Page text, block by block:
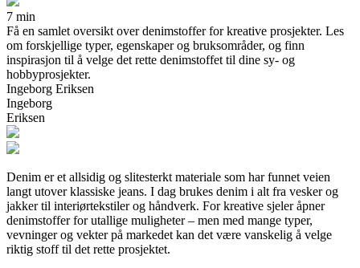
7 min
Få en samlet oversikt over denimstoffer for kreative prosjekter. Les
om forskjellige typer, egenskaper og bruksområder, og finn
inspirasjon til å velge det rette denimstoffet til dine sy- og
hobbyprosjekter.
Ingeborg Eriksen
Ingeborg
Eriksen
Denim er et allsidig og slitesterkt materiale som har funnet veien
langt utover klassiske jeans. I dag brukes denim i alt fra vesker og
jakker til interiørtekstiler og håndverk. For kreative sjeler åpner
denimstoffer for utallige muligheter – men med mange typer,
vevninger og vekter på markedet kan det være vanskelig å velge
riktig stoff til det rette prosjektet.